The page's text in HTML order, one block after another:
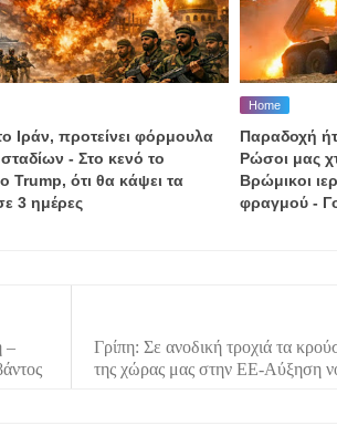
Ιράν, προτείνει φόρμουλα
- Στο κενό το
Trump, ότι θα κάψει τα
3 ημέρες
Home
Παραδοχή
Ρώσοι μας
Βρώμικοι
φραγμού -
Γρίπη: Σε ανοδική τροχιά τα
της χώρας μας στην ΕΕ-Αύξηση
–